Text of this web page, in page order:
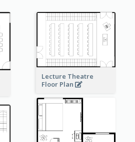
Lecture Theatre
Floor Plan